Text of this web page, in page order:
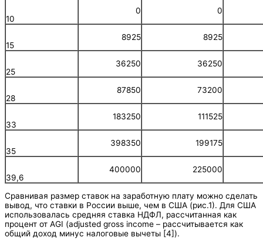
10
0 0
15
8925 8925
25
36250 36250
28
87850 73200
33
183250 111525
35
398350 199175
39,6
400000 225000
Сравнивая размер ставок на заработную плату можно сделать
вывод, что ставки в России выше, чем в США (рис.1). Для США
использовалась средняя ставка НДФЛ, рассчитанная как
процент от AGI (adjusted gross income – рассчитывается как
общий доход минус налоговые вычеты [4]).